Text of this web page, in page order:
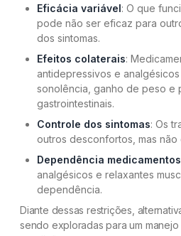
Eficácia variável: O que
pode não ser eficaz para
dos sintomas.
Efeitos colaterais:
antidepressivos e
sonolência, ganho de peso e
gastrointestinais.
Controle dos sintomas: Os
outros desconfortos, mas não
Dependência
analgésicos e relaxantes
dependência.
Diante dessas restrições,
sendo exploradas para um